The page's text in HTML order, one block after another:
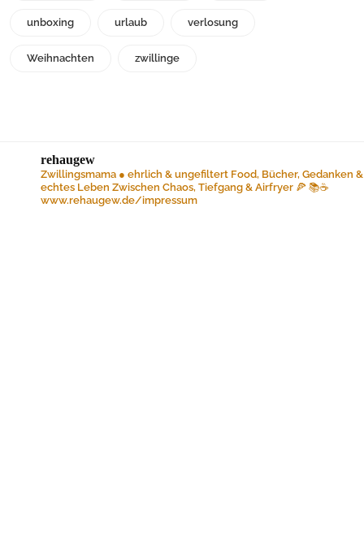
unboxing urlaub verlosung
Weihnachten zwillinge
rehaugew
Zwillingsmama ● ehrlich & ungefiltert Food, Bücher, Gedanken &
echtes Leben Zwischen Chaos, Tiefgang & Airfryer 🍕 📚☕️
www.rehaugew.de/impressum